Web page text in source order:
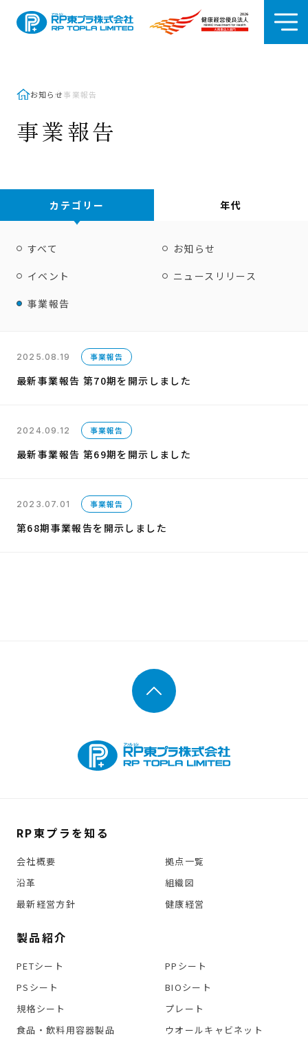
お知らせ 事業報告
事業報告
カテゴリー 年代
すべて
お知らせ
イベント
ニュースリリース
事業報告
2025.08.19 事業報告
最新事業報告 第70期を開示しました
2024.09.12 事業報告
最新事業報告 第69期を開示しました
2023.07.01 事業報告
第68期事業報告を開示しました​
RP東プラを知る
会社概要
拠点一覧
沿革
組織図
最新経営方針
健康経営
製品紹介
PETシート
PPシート
PSシート
BIOシート
規格シート
プレート
食品・飲料用容器製品
ウオールキャビネット